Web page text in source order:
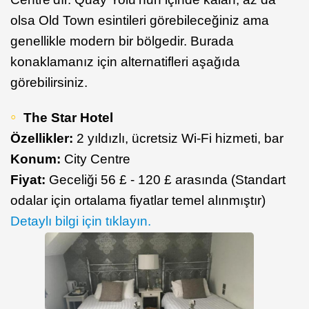
olsa Old Town esintileri görebileceğiniz ama
genellikle modern bir bölgedir. Burada
konaklamanız için alternatifleri aşağıda
görebilirsiniz.
The Star Hotel
Özellikler: 2 yıldızlı, ücretsiz Wi-Fi hizmeti, bar
Konum: City Centre
Fiyat: Geceliği 56 £ - 120 £ arasında (Standart
odalar için ortalama fiyatlar temel alınmıştır)
Detaylı bilgi için tıklayın.